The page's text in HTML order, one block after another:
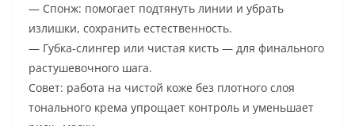
— Спонж: помогает подтянуть линии и убрать
излишки, сохранить естественность.
— Губка-слингер или чистая кисть — для финального
растушевочного шага.
Совет: работа на чистой коже без плотного слоя
тонального крема упрощает контроль и уменьшает